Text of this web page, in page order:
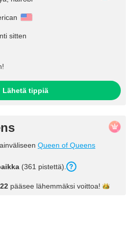
sitten
Lähetä tippiä
Queen of Queens
(361 pistettä).
pääsee lähemmäksi voittoa!